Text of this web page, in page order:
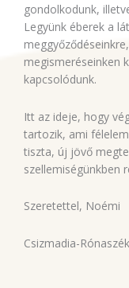
gondolkodunk,
Legyünk éberek a
megismeréseinken
kapcsolódunk.
Itt az ideje, hogy
tartozik, ami
tiszta, új jövő
szellemiségünkben
Szeretettel, Noémi
Csizmadia-